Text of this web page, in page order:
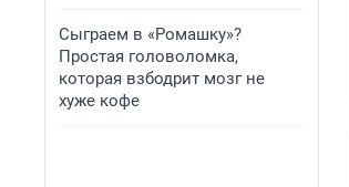
Сыграем в «Ромашку»?
Простая головоломка,
которая взбодрит мозг не
хуже кофе